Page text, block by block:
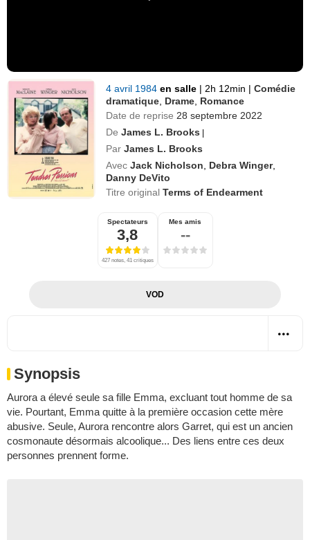
4 avril 1984en salle | 2h 12min | Comédie
dramatique Drame Romance
Date de reprise 28 septembre 2022
De James L. Brooks |
Par James L. Brooks
Avec Jack Nicholson Debra Winger,
Danny DeVito
Titre originalTerms of Endearment
Spectateurs
3,8
427 notes, 41 critiques
Mes amis
--
VOD
Synopsis
Aurora a élevé seule sa fille Emma, excluant tout homme de sa
vie. Pourtant, Emma quitte à la première occasion cette mère
abusive. Seule, Aurora rencontre alors Garret, qui est un ancien
cosmonaute désormais alcoolique... Des liens entre ces deux
personnes prennent forme.